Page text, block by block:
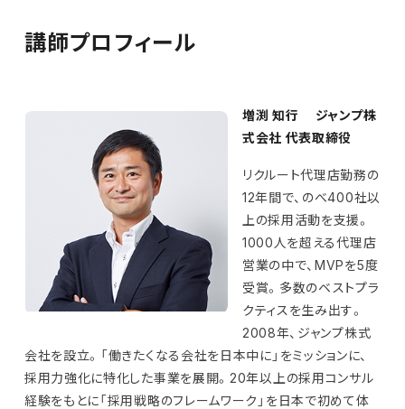
講師プロフィール
増渕 知行 ジャンプ株
式会社 代表取締役
リクルート代理店勤務の
12年間で、のべ400社以
上の採用活動を支援。
1000人を超える代理店
営業の中で、MVPを5度
受賞。多数のベストプラ
クティスを生み出す。
2008年、ジャンプ株式
会社を設立。「働きたくなる会社を日本中に」をミッションに、
採用力強化に特化した事業を展開。20年以上の採用コンサル
経験をもとに「採用戦略のフレームワーク」を日本で初めて体